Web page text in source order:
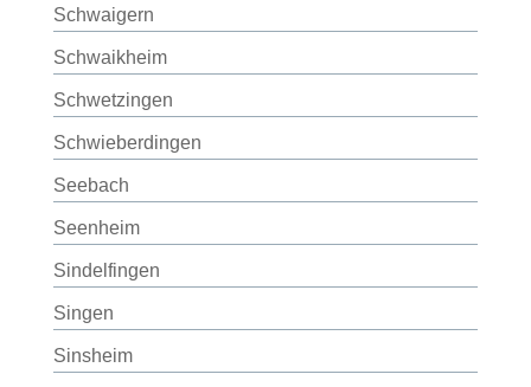
Schwaigern
Schwaikheim
Schwetzingen
Schwieberdingen
Seebach
Seenheim
Sindelfingen
Singen
Sinsheim